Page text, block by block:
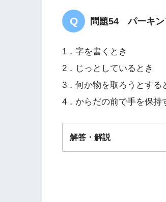
問題54 パーキン
1．字を書くとき
2．じっとしているとき
3．何か物を取ろうとする
4．からだの前で手を保持
解答・解説